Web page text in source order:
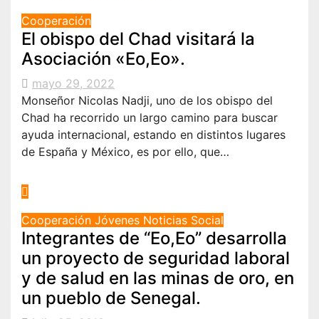
Cooperación
El obispo del Chad visitará la
Asociación «Eo,Eo».
mayo 29, 2022
Monseñor Nicolas Nadji, uno de los obispo del
Chad ha recorrido un largo camino para buscar
ayuda internacional, estando en distintos lugares
de España y México, es por ello, que…
Cooperación Jóvenes Noticias Social
Integrantes de “Eo,Eo” desarrolla
un proyecto de seguridad laboral
y de salud en las minas de oro, en
un pueblo de Senegal.